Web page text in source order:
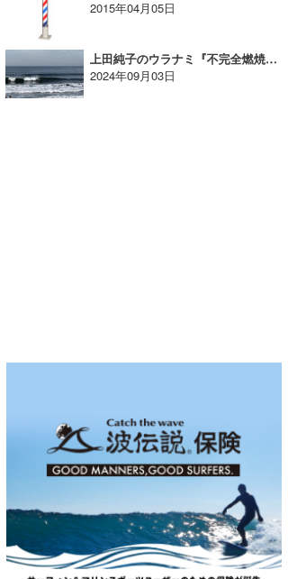
2015年04月05日
上田純子のウラナミ『不完全燃焼だった台風3号』
2024年09月03日
wanda
予報士 hiro.
banpaku